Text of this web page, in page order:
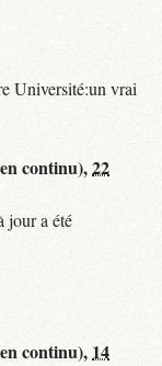
Université:un vrai
continu),22
jour a été
continu), 14